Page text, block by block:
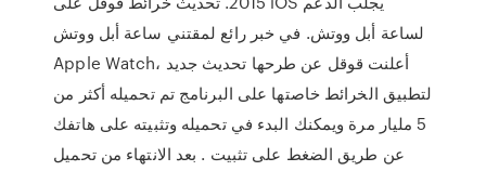
لساعة أبل ووتش. في خبر رائع لمقتني ساعة أبل ووتش
Apple Watch، أعلنت قوقل عن طرحها تحديث جديد
لتطبيق الخرائط خاصتها على البرنامج تم تحميله أكثر من
5 مليار مرة ويمكنك البدء في تحميله وتثبيته على هاتفك
عن طريق الضغط على تثبيت . بعد الانتهاء من تحميل